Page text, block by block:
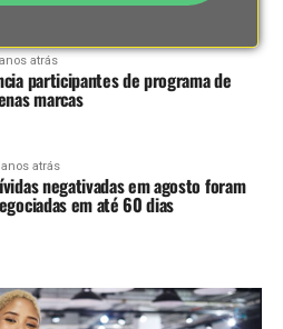
atrás
participantes de programa de
marcas
anos atrás
negativadas em agosto foram
em até 60 dias